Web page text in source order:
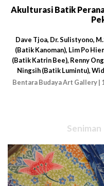
Akulturasi Batik
Dave Tjoa, Dr. Sulistyono,
(Batik Kanoman), Lim Po
(Batik Katrin Bee), Renny
Ningsih (Batik Lumintu),
Bentara Budaya Art Gallery |
Seniman